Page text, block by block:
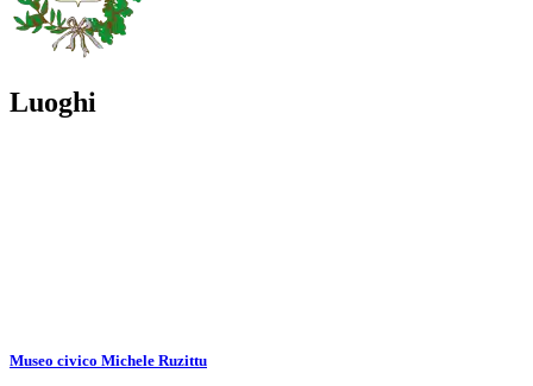
Luoghi
Museo civico Michele Ruzittu